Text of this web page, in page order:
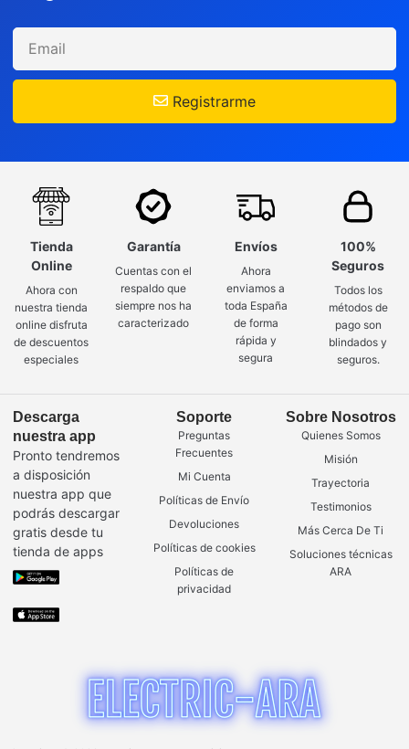
Registrarme
Tienda
Online
Ahora con
nuestra tienda
online disfruta
de descuentos
especiales
Garantía
Cuentas con el
respaldo que
siempre nos ha
caracterizado
Envíos
Ahora
enviamos a
toda España
de forma
rápida y
segura
100%
Seguros
Todos los
métodos de
pago son
blindados y
seguros.
Descarga
nuestra app
Pronto tendremos
a disposición
nuestra app que
podrás descargar
gratis desde tu
tienda de apps
Soporte
Preguntas
Frecuentes
Mi Cuenta
Políticas de Envío
Devoluciones
Políticas de cookies
Políticas de
privacidad
Sobre Nosotros
Quienes Somos
Misión
Trayectoria
Testimonios
Más Cerca De Ti
Soluciones técnicas
ARA